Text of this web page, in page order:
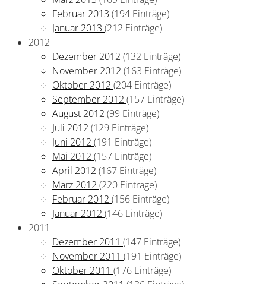
Februar 2013 (194 Einträge)
Januar 2013 (212 Einträge)
2012
Dezember 2012 (132 Einträge)
November 2012 (163 Einträge)
Oktober 2012 (204 Einträge)
September 2012 (157 Einträge)
August 2012 (99 Einträge)
Juli 2012 (129 Einträge)
Juni 2012 (191 Einträge)
Mai 2012 (157 Einträge)
April 2012 (167 Einträge)
März 2012 (220 Einträge)
Februar 2012 (156 Einträge)
Januar 2012 (146 Einträge)
2011
Dezember 2011 (147 Einträge)
November 2011 (191 Einträge)
Oktober 2011 (176 Einträge)